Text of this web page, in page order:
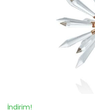
İndirim!